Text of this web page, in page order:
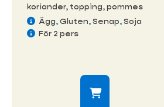
koriander, topping, pommes
Ägg,Gluten,Senap,Soja
För 2 pers